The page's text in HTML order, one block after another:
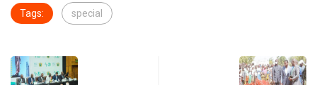
Tags: special